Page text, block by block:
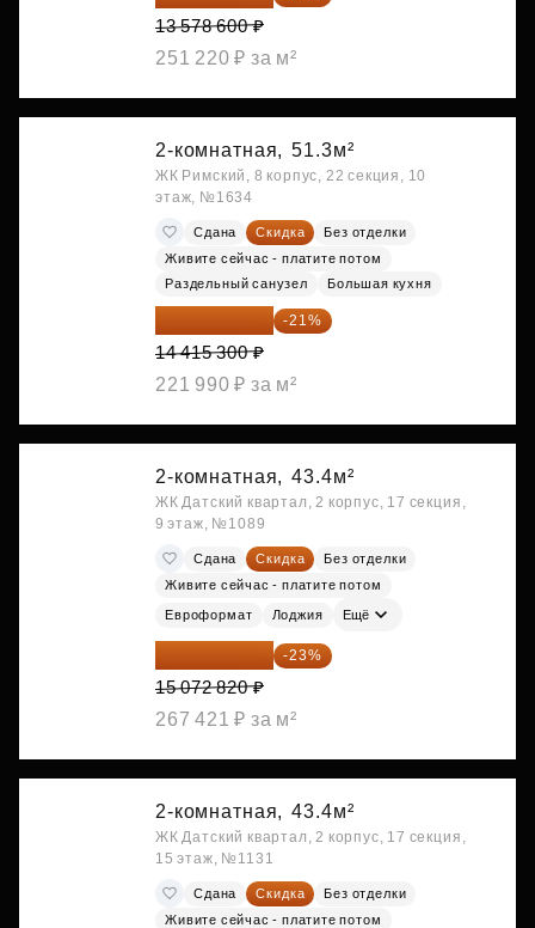
13 578 600 ₽
251 220 ₽ за м²
2-комнатная, 51.3м²
ЖК Римский, 8 корпус, 22 секция, 10
этаж, №1634
Сдана Скидка
Без отделки
Живите сейчас - платите потом
Раздельный санузел
Большая кухня
11 388 087 ₽ -21%
14 415 300 ₽
221 990 ₽ за м²
2-комнатная, 43.4м²
ЖК Датский квартал, 2 корпус, 17 секция,
9 этаж, №1089
Сдана Скидка
Без отделки
Живите сейчас - платите потом
Евроформат Лоджия Ещё
11 606 071 ₽ -23%
15 072 820 ₽
267 421 ₽ за м²
2-комнатная, 43.4м²
ЖК Датский квартал, 2 корпус, 17 секция,
15 этаж, №1131
Сдана Скидка
Без отделки
Живите сейчас - платите потом